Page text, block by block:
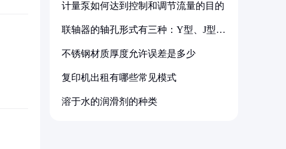
计量泵如何达到控制和调节流量的目的
联轴器的轴孔形式有三种：Y型、J型、
不锈钢材质厚度允许误差是多少
复印机出租有哪些常见模式
溶于水的润滑剂的种类